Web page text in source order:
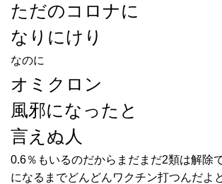
ただのコロナに
なりにけり
なのに
オミクロン
風邪になったと
言えぬ人
0.6％もいるのだからまだまだ2類は解除
になるまでどんどんワクチン打つんだよ